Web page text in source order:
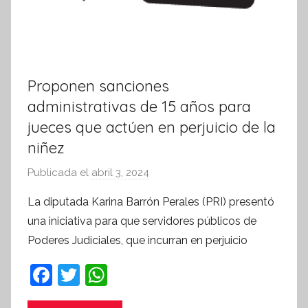
Proponen sanciones
administrativas de 15 años para
jueces que actúen en perjuicio de la
niñez
Publicada el abril 3, 2024
r
S
í
La diputada Karina Barrón Perales (PRI) presentó
una iniciativa para que servidores públicos de
Poderes Judiciales, que incurran en perjuicio
F
a
T
w h